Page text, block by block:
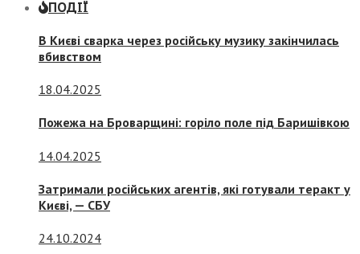
ПОДІЇ
В Києві сварка через російську музику закінчилась
вбивством
18.04.2025
Пожежа на Броварщині: горіло поле під Баришівкою
14.04.2025
Затримали російських агентів, які готували теракт у
Києві, — СБУ
24.10.2024